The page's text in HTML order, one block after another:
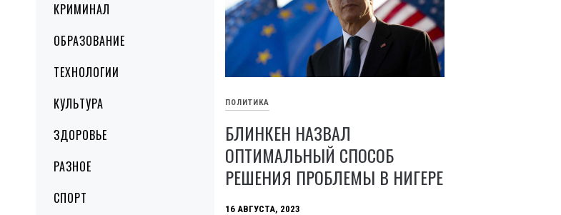
КРИМИНАЛ
ОБРАЗОВАНИЕ
ТЕХНОЛОГИИ
КУЛЬТУРА
ЗДОРОВЬЕ
РАЗНОЕ
СПОРТ
ПОЛИТИКА
БЛИНКЕН НАЗВАЛ
ОПТИМАЛЬНЫЙ СПОСОБ
РЕШЕНИЯ ПРОБЛЕМЫ В НИГЕРЕ
16 АВГУСТА, 2023